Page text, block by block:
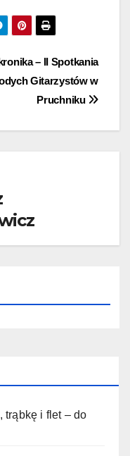
– II Spotkania
Gitarzystów w
Pruchniku
trąbkę i flet – do